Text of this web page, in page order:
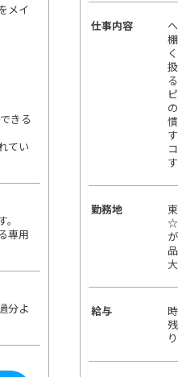
メイ
きる
てい
専用
分よ
仕事内容
勤務地
☆
給与
り